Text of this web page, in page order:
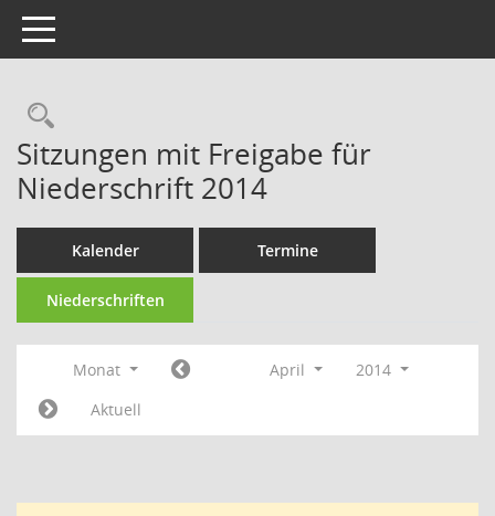
Toggle navigation
Rechercheauswahl
Sitzungen mit Freigabe für
Niederschrift 2014
Kalender Termine
Niederschriften
Monat April
2014
Aktuell